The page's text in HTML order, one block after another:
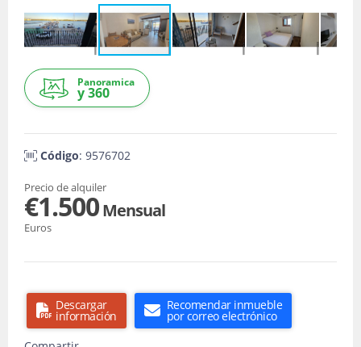
Panoramica
y 360
Código: 9576702
Precio de alquiler
€1.500Mensual
Euros
Descargar
información
Recomendar inmueble
por correo electrónico